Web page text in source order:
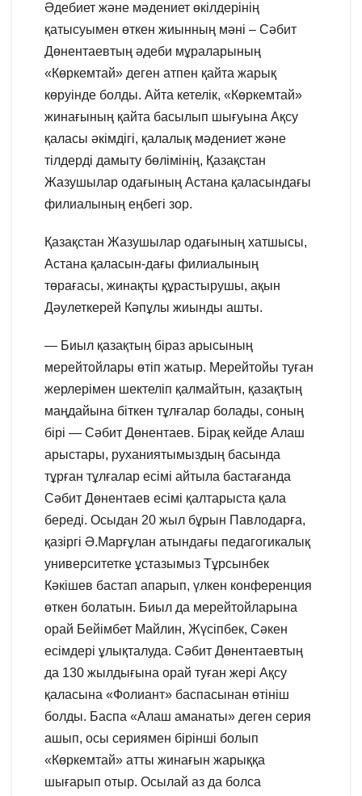
Әдебиет және мәдениет өкілдерінің
қатысуымен өткен жиынның мәні – Сәбит
Дөнентаевтың әдеби мұраларының
«Көркемтай» деген атпен қайта жарық
көруінде болды. Айта кетелік, «Көркемтай»
жинағының қайта басылып шығуына Ақсу
қаласы әкімдігі, қалалық мәдениет және
тілдерді дамыту бөлімінің, Қазақстан
Жазушылар одағының Астана қаласындағы
филиалының еңбегі зор.
Қазақстан Жазушылар одағының хатшысы,
Астана қаласын-дағы филиалының
төрағасы, жинақты құрастырушы, ақын
Дәулеткерей Кәпұлы жиынды ашты.
— Биыл қазақтың біраз арысының
мерейтойлары өтіп жатыр. Мерейтойы туған
жерлерімен шектеліп қалмайтын, қазақтың
маңдайына біткен тұлғалар болады, соның
бірі — Сәбит Дөнентаев. Бірақ кейде Алаш
арыстары, руханиятымыздың басында
тұрған тұлғалар есімі айтыла бастағанда
Сәбит Дөнентаев есімі қалтарыста қала
береді. Осыдан 20 жыл бұрын Павлодарға,
қазіргі Ә.Марғұлан атындағы педагогикалық
университетке ұстазымыз Тұрсынбек
Кәкішев бастап апарып, үлкен конференция
өткен болатын. Биыл да мерейтойларына
орай Бейімбет Майлин, Жүсіпбек, Сәкен
есімдері ұлықталуда. Сәбит Дөнентаевтың
да 130 жылдығына орай туған жері Ақсу
қаласына «Фолиант» баспасынан өтініш
болды. Баспа «Алаш аманаты» деген серия
ашып, осы сериямен бірінші болып
«Көркемтай» атты жинағын жарыққа
шығарып отыр. Осылай аз да болса